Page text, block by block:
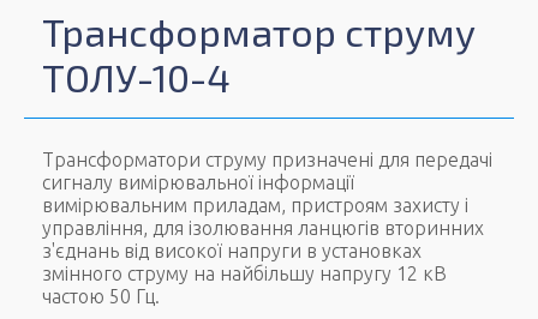
Трансформатор струму
ТОЛУ-10-4
Трансформатори струму призначені для передачі
сигналу вимірювальної інформації
вимірювальним приладам, пристроям захисту і
управління, для ізолювання ланцюгів вторинних
з'єднань від високої напруги в установках
змінного струму на найбільшу напругу 12 кВ
частою 50 Гц.